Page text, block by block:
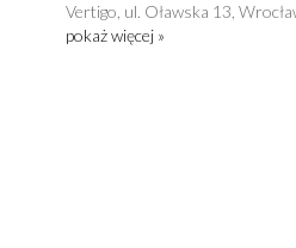
Vertigo, ul. Oławska 13,
pokaż więcej »